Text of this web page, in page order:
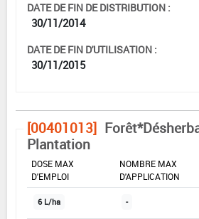
DATE DE FIN DE DISTRIBUTION :
30/11/2014
DATE DE FIN D'UTILISATION :
30/11/2015
[00401013]
Plantation
DOSE MAX
D'EMPLOI
NOMBRE MAX
D'APPLICATION
6 L/ha -